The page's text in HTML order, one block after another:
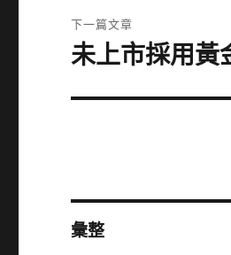
文
章:
下一篇文章
下
篇
未上市採用黃
彙整